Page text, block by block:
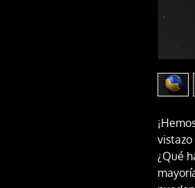
vistazo
¿Qué